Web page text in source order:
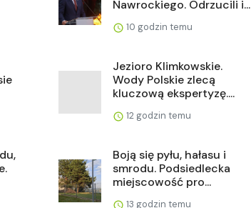
Nawrockiego. Odrzucili i...
10 godzin temu
Jezioro Klimkowskie.
Wody Polskie zlecą
kluczową ekspertyzę....
12 godzin temu
Boją się pyłu, hałasu i
smrodu. Podsiedlecka
miejscowość pro...
13 godzin temu